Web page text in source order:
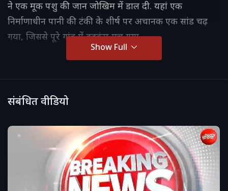
ने एक मूक पशु की जान जोखिम में डाल दी. यहां एक
निर्माणाधीन पानी की टंकी के शीर्ष पर अचानक एक सांड चढ़
गया, जिससे पूरे गांव में हड़कंप मच गया.
Show Full
संबंधित वीडियो